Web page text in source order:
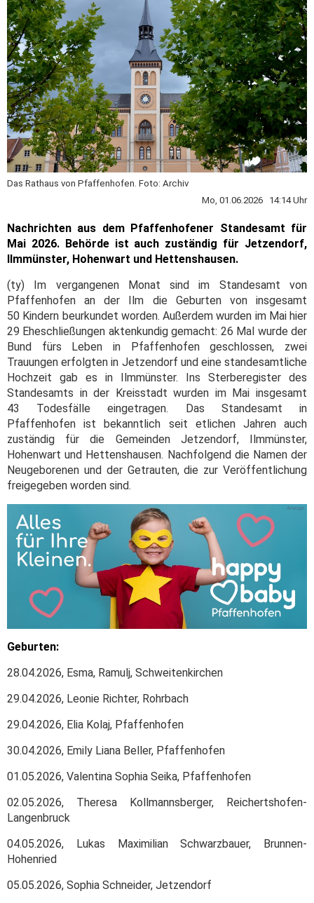
Das Rathaus von Pfaffenhofen. Foto: Archiv
Mo, 01.06.2026 14:14 Uhr
Nachrichten aus dem Pfaffenhofener Standesamt für
Mai 2026. Behörde ist auch zuständig für Jetzendorf,
Ilmmünster, Hohenwart und Hettenshausen.
(ty) Im vergangenen Monat sind im Standesamt von
Pfaffenhofen an der Ilm die Geburten von insgesamt
50 Kindern beurkundet worden. Außerdem wurden im Mai hier
29 Eheschließungen aktenkundig gemacht: 26 Mal wurde der
Bund fürs Leben in Pfaffenhofen geschlossen, zwei
Trauungen erfolgten in Jetzendorf und eine standesamtliche
Hochzeit gab es in Ilmmünster. Ins Sterberegister des
Standesamts in der Kreisstadt wurden im Mai insgesamt
43 Todesfälle eingetragen. Das Standesamt in
Pfaffenhofen ist bekanntlich seit etlichen Jahren auch
zuständig für die Gemeinden Jetzendorf, Ilmmünster,
Hohenwart und Hettenshausen. Nachfolgend die Namen der
Neugeborenen und der Getrauten, die zur Veröffentlichung
freigegeben worden sind.
Geburten:
28.04.2026, Esma, Ramulj, Schweitenkirchen
29.04.2026, Leonie Richter, Rohrbach
29.04.2026, Elia Kolaj, Pfaffenhofen
30.04.2026, Emily Liana Beller, Pfaffenhofen
01.05.2026, Valentina Sophia Seika, Pfaffenhofen
02.05.2026, Theresa Kollmannsberger, Reichertshofen-
Langenbruck
04.05.2026, Lukas Maximilian Schwarzbauer, Brunnen-
Hohenried
05.05.2026, Sophia Schneider, Jetzendorf